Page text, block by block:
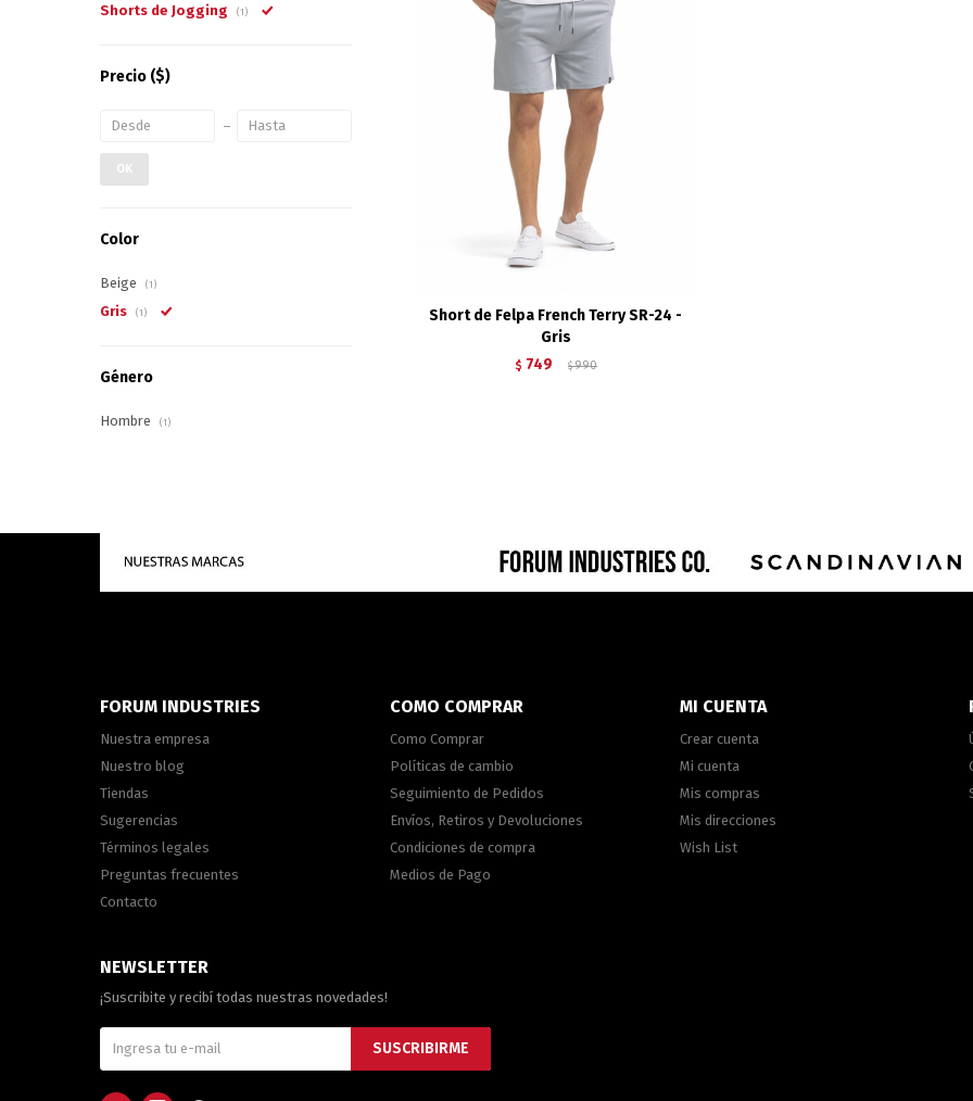
Short de Felpa French Terry SR-24 -
Gris
$ 749 $ 990
Shorts de Jogging (1)
Precio ($)
OK
Color
Beige (1)
Gris (1)
Género
Hombre (1)
FORUM INDUSTRIES
Nuestra empresa
Nuestro blog
Tiendas
Sugerencias
Términos legales
Preguntas frecuentes
Contacto
COMO COMPRAR
Como Comprar
Políticas de cambio
Seguimiento de Pedidos
Envíos, Retiros y Devoluciones
Condiciones de compra
Medios de Pago
MI CUENTA
Crear cuenta
Mi cuenta
Mis compras
Mis direcciones
Wish List
NEWSLETTER
¡Suscribite y recibí todas nuestras novedades!
SUSCRIBIRME